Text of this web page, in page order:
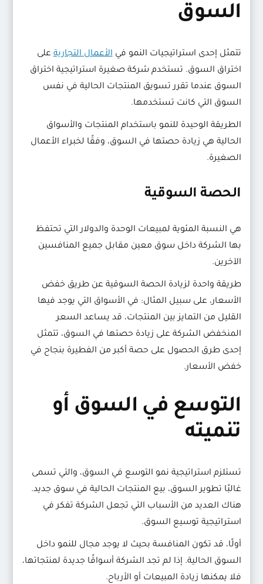
السوق
تتمثل إحدى استراتيجيات النمو فيالأعمال التجاريةعلى
اختراق السوق. تستخدم شركة صغيرة استراتيجية اختراق
السوق عندما تقرر تسويق المنتجات الحالية في نفس
السوق التي كانت تستخدمها.
الطريقة الوحيدة للنمو باستخدام المنتجات والأسواق
الحالية هي زيادة حصتها في السوق، وفقًا لخبراء الأعمال
الصغيرة.
الحصة السوقية
هي النسبة المئوية لمبيعات الوحدة والدولار التي تحتفظ
بها الشركة داخل سوق معين مقابل جميع المنافسين
الآخرين.
طريقة واحدة لزيادة الحصة السوقية عن طريق خفض
الأسعار، على سبيل المثال: في الأسواق التي يوجد فيها
القليل من التمايز بين المنتجات، قد يساعد السعر
المنخفض الشركة على زيادة حصتها في السوق، تتمثل
إحدى طرق الحصول على حصة أكبر من الفطيرة بنجاح في
خفض الأسعار.
التوسع في السوق أو
تنميته
تستلزم استراتيجية نمو التوسع في السوق، والتي تسمى
غالبًا تطوير السوق، بيع المنتجات الحالية في سوق جديد.
هناك العديد من الأسباب التي تجعل الشركة تفكر في
استراتيجية توسيع السوق.
أولًا، قد تكون المنافسة بحيث لا يوجد مجال للنمو داخل
السوق الحالية. إذا لم تجد الشركة أسواقًا جديدة لمنتجاتها،
فلا يمكنها زيادة المبيعات أو الأرباح.